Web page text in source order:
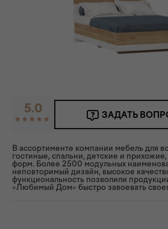
5.0 ЗАДАТЬ
В ассортименте компании мебель для
гостиные, спальни, детские и
форм. Более 2500 модульных
неповторимый дизайн, высокое
функциональность позволили
«Любимый Дом» быстро завоевать